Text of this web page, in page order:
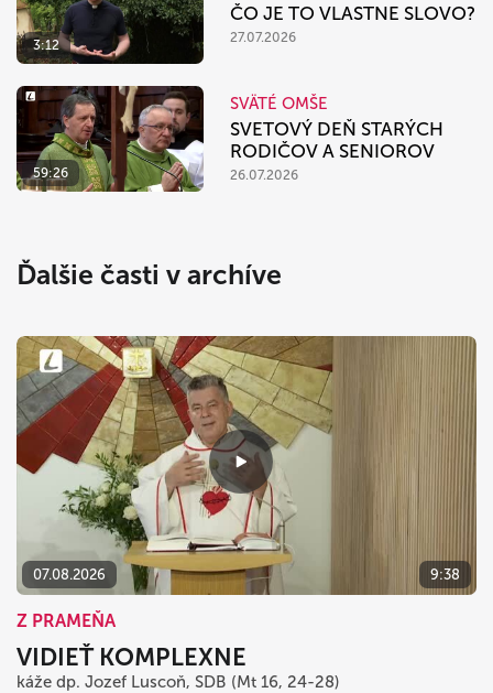
3:12
ČO JE TO VLASTNE SLOVO?
27.07.2026
59:26
SVÄTÉ OMŠE
SVETOVÝ DEŇ STARÝCH
RODIČOV A SENIOROV
26.07.2026
Ďalšie časti v archíve
07.08.2026 9:38
Z PRAMEŇA
VIDIEŤ KOMPLEXNE
káže dp. Jozef Luscoň, SDB (Mt 16, 24-28)